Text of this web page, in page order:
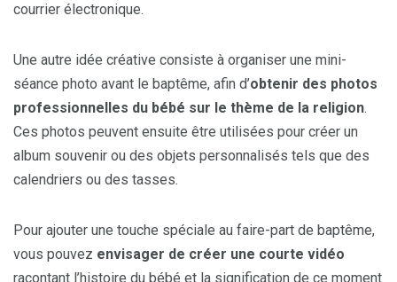
courrier électronique.
Une autre idée créative consiste à organiser une mini-
séance photo avant le baptême, afin d’obtenir des photos
professionnelles du bébé sur le thème de la religion.
Ces photos peuvent ensuite être utilisées pour créer un
album souvenir ou des objets personnalisés tels que des
calendriers ou des tasses.
Pour ajouter une touche spéciale au faire-part de baptême,
vous pouvez envisager de créer une courte vidéo
racontant l’histoire du bébé et la signification de ce moment